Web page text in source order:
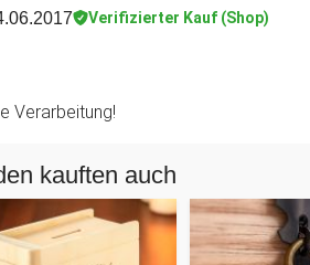
Verifizierter Kauf (Shop)
Verarbeitung!
kauften auch